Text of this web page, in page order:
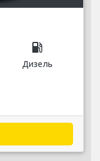
local_gas_station
Дизель